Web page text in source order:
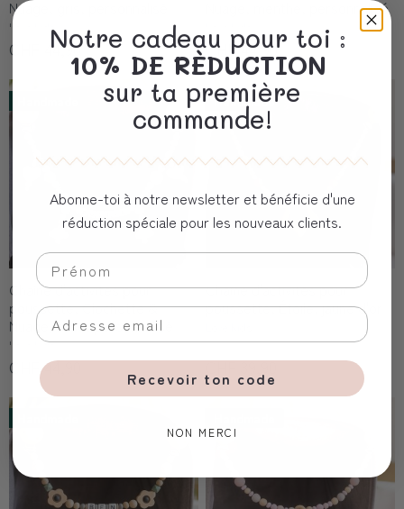
Nuage, gris, personnalisé
Love Kids
CHF 44,90
Nuage, menthe, personnalisé
CHF 44,90
Chaîne d'activités pour
poussette, Clochette &
Nuage, rose, personnalisé
Love Kids
CHF 44,90
Handmade
Chaîne d'activités pour
poussette, Étoile, jaune d'or
CHF 39,90
Notre cadeau pour toi :
10% DE RÈDUCTION
sur ta première
commande!
Abonne-toi à notre newsletter et bénéficie d'une
réduction spéciale pour les nouveaux clients.
Recevoir ton code
NON MERCI